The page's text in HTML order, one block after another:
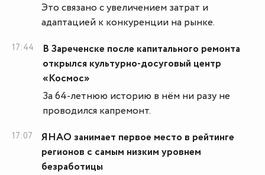
Это связано с увеличением затрат и
адаптацией к конкуренции на рынке.
17:44
В Зареченске после капитального ремонта
открылся культурно-досуговый центр
«Космос»
За 64-летнюю историю в нём ни разу не
проводился капремонт.
17:07
ЯНАО занимает первое место в рейтинге
регионов с самым низким уровнем
безработицы